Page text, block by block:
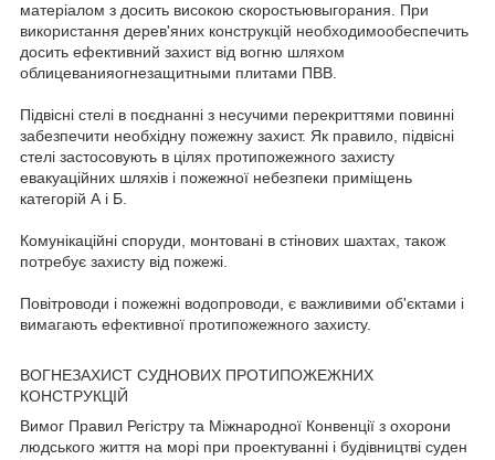
матеріалом з досить високою скоростьювыгорания. При
використання дерев'яних конструкцій необходимообеспечить
досить ефективний захист від вогню шляхом
облицеванияогнезащитными плитами ПВВ.
Підвісні стелі в поєднанні з несучими перекриттями повинні
забезпечити необхідну пожежну захист. Як правило, підвісні
стелі застосовують в цілях протипожежного захисту
евакуаційних шляхів і пожежної небезпеки приміщень
категорій А і Б.
Комунікаційні споруди, монтовані в стінових шахтах, також
потребує захисту від пожежі.
Повітроводи і пожежні водопроводи, є важливими об'єктами і
вимагають ефективної протипожежного захисту.
ВОГНЕЗАХИСТ СУДНОВИХ ПРОТИПОЖЕЖНИХ
КОНСТРУКЦІЙ
Вимог Правил Регістру та Міжнародної Конвенції з охорони
людського життя на морі при проектуванні і будівництві суден